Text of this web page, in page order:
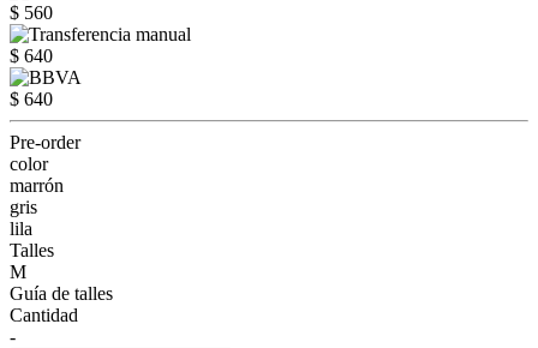
$ 560
$ 640
$ 640
Pre-order
color
marrón
gris
lila
Talles
M
Guía de talles
Cantidad
-